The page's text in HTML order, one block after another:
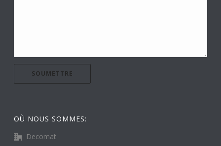
OÙ NOUS SOMMES:
Decomat